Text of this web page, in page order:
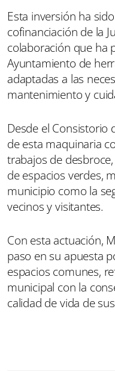
Esta inversión ha
cofinanciación de la
colaboración que ha
Ayuntamiento de
adaptadas a las
mantenimiento y
Desde el Consistorio
de esta maquinaria
trabajos de
de espacios verdes,
municipio como la
vecinos y visitantes.
Con esta actuación,
paso en su apuesta
espacios comunes,
municipal con la
calidad de vida de